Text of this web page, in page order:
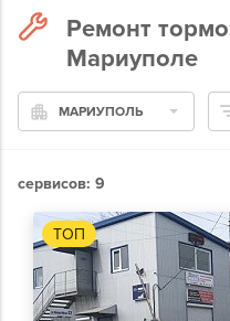
Ремонт
Мариуполе
МАРИУПОЛЬ
сервисов: 9
ТОП